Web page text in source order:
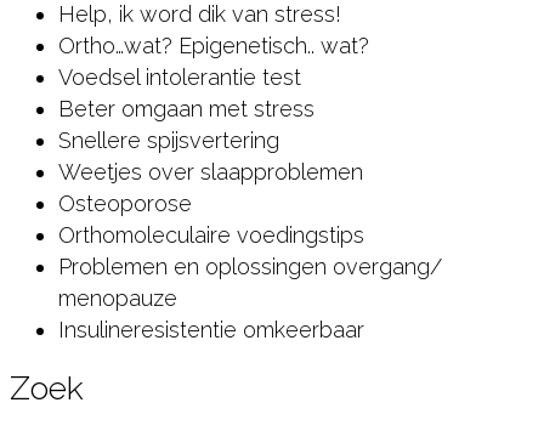
Help, ik word dik van stress!
Ortho…wat? Epigenetisch.. wat?
Voedsel intolerantie test
Beter omgaan met stress
Snellere spijsvertering
Weetjes over slaapproblemen
Osteoporose
Orthomoleculaire voedingstips
Problemen en oplossingen overgang/
menopauze
Insulineresistentie omkeerbaar
Zoek